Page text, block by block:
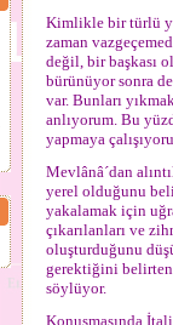
Kimlikle bir türlü
zaman
değil, bir başkası
bürünüyor sonra
var. Bunları
anlıyorum. Bu
yapmaya
Mevlânâ´dan
yerel olduğunu
yakalamak için
çıkarılanları ve
oluşturduğunu
gerektiğini
söylüyor.
Konuşmasında